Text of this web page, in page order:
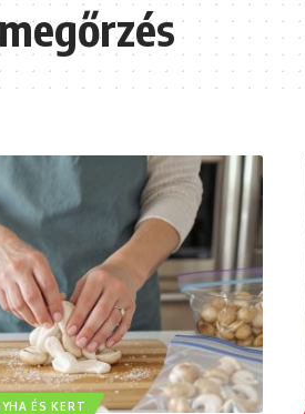
ÉS KERT